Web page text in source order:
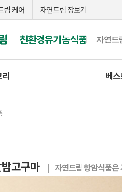
림 케어 자연드림 장보기
친환경유기농식품 자연드
베
고구마 | 자연드림 항암식품은